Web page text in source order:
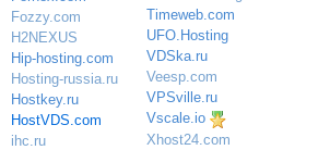
Fozzy.com
H2NEXUS
Hip-hosting.com
Hosting-russia.ru
Hostkey.ru
HostVDS.com
ihc.ru
Timeweb.com
UFO.Hosting
VDSka.ru
Veesp.com
VPSville.ru
Vscale.io
Xhost24.com